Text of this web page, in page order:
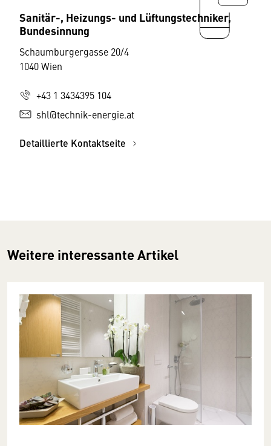
Sanitär-, Heizungs- und Lüftungstechniker,
Bundesinnung
Schaumburgergasse 20/4
1040 Wien
+43 1 3434395 104
shl@technik-energie.at
Detaillierte Kontaktseite
Weitere interessante Artikel